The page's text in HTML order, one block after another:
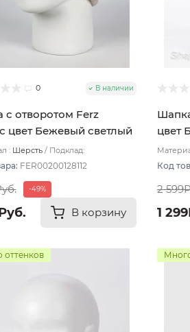
0 В наличии
с отворотом Ferz
цвет Бежевый светлый
: Шерсть
Подклад:
FER00200128112
-49%
В корзину
цвет
Код
2
1
оттенков